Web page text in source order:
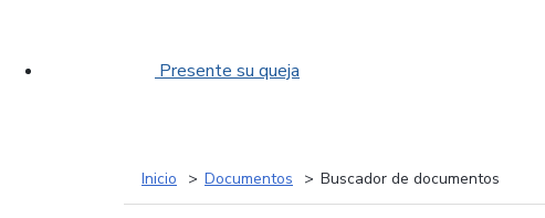
Presente su queja
Inicio Documentos Buscador de documentos